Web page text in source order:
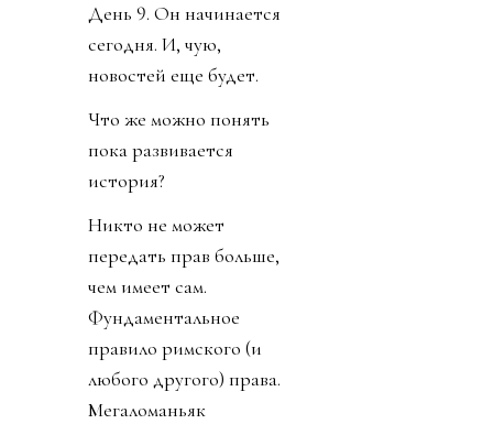
День 9. Он начинается
сегодня. И, чую,
новостей еще будет.
Что же можно понять
пока развивается
история?
Никто не может
передать прав больше,
чем имеет сам.
Фундаментальное
правило римского (и
любого другого) права.
Мегаломаньяк